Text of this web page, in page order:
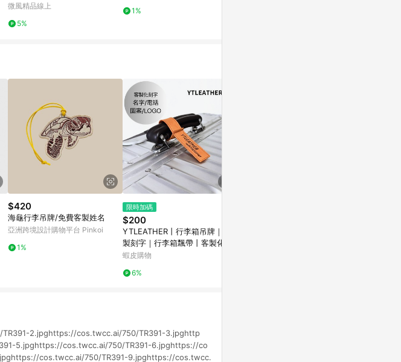
微風精品線上
5%
1%
$420
海龜行李吊牌/免費客製姓名
亞洲跨境設計購物平台 Pinkoi
1%
限時加碼
$200
YTLEATHER丨行李箱吊牌｜客
製刻字｜行李箱飄帶丨客製化行
李飄帶丨質感旅行配件丨旅行小
蝦皮購物
6%
2.jpghttps://cos.twcc.ai/750/TR391-3.jpghttp
5.jpghttps://cos.twcc.ai/750/TR391-6.jpghttps://co
cos.twcc.ai/750/TR391-9.jpghttps://cos.twcc.